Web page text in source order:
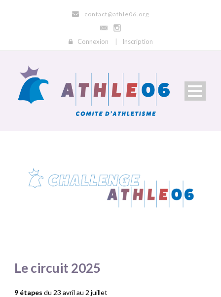
contact@athle06.org
Connexion Inscription
Le circuit 2025
9 étapes du 23 avril au 2 juillet